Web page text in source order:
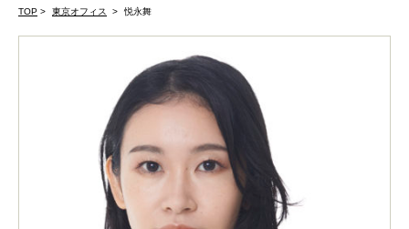
TOP > 東京オフィス > 悦永舞